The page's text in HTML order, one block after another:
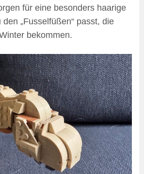
für eine besonders haarige
„Fusselfüßen“ passt, die
bekommen.